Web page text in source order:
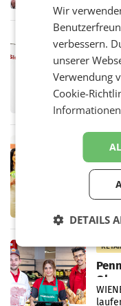
von
Wir
verbessern.
unserer
Verwendung
Cookie-
Informationen
DETAILS